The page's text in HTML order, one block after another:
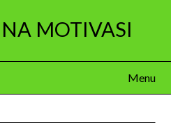
MOTIVASI
Menu